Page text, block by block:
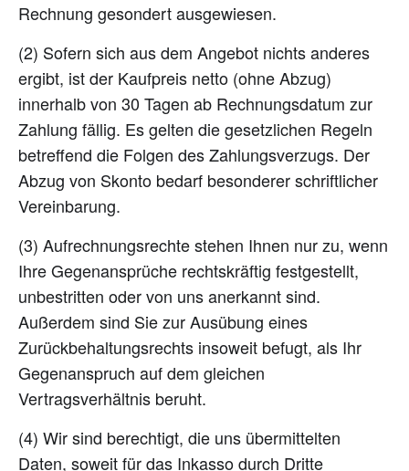
Rechnung gesondert ausgewiesen.
(2) Sofern sich aus dem Angebot nichts anderes
ergibt, ist der Kaufpreis netto (ohne Abzug)
innerhalb von 30 Tagen ab Rechnungsdatum zur
Zahlung fällig. Es gelten die gesetzlichen Regeln
betreffend die Folgen des Zahlungsverzugs. Der
Abzug von Skonto bedarf besonderer schriftlicher
Vereinbarung.
(3) Aufrechnungsrechte stehen Ihnen nur zu, wenn
Ihre Gegenansprüche rechtskräftig festgestellt,
unbestritten oder von uns anerkannt sind.
Außerdem sind Sie zur Ausübung eines
Zurückbehaltungsrechts insoweit befugt, als Ihr
Gegenanspruch auf dem gleichen
Vertragsverhältnis beruht.
(4) Wir sind berechtigt, die uns übermittelten
Daten, soweit für das Inkasso durch Dritte